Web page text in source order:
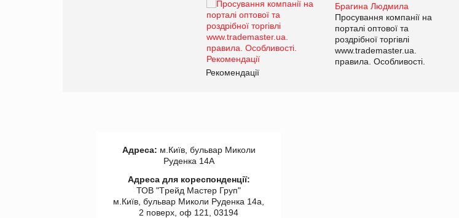
Брагина Людмила
Просування компанії на
порталі оптової та
роздрібної торгівлі
www.trademaster.ua.
правила. Особливості.
Рекомендації
Адреса: м.Київ, бульвар Миколи
Руденка 14А
Адреса для кореспонденції:
ТОВ "Tрейд Мастер Груп"
м.Київ, бульвар Миколи Руденка 14а,
2 поверх, оф 121, 03194